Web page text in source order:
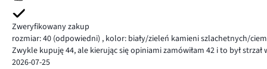
Zweryfikowany zakup
rozmiar: 40 (odpowiedni) , kolor: biały/zieleń kamieni szlachetnych/
Zwykle kupuję 44, ale kierując się opiniami zamówiłam 42 i to był
2026-07-25